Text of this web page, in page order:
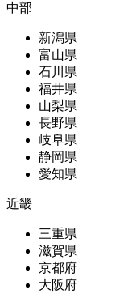
中部
新潟県
富山県
石川県
福井県
山梨県
長野県
岐阜県
静岡県
愛知県
近畿
三重県
滋賀県
京都府
大阪府